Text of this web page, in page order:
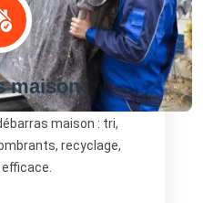
maison
maison : tri,
recyclage,